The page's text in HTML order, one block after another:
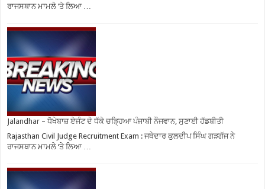
ਰਾਜਸਥਾਨ ਮਾਮਲੇ ‘ਤੇ ਲਿਆ …
Jalandhar – ਧੋਖੇਬਾਜ਼ ਏਜੰਟ ਦੇ ਧੱਕੇ ਚੜ੍ਹਿਆ ਪੰਜਾਬੀ ਨੌਜਵਾਨ, ਸੁਣਾਈ ਹੱਡਬੀਤੀ
Rajasthan Civil Judge Recruitment Exam : ਜਥੇਦਾਰ ਕੁਲਦੀਪ ਸਿੰਘ ਗੜਗੱਜ ਨੇ
ਰਾਜਸਥਾਨ ਮਾਮਲੇ ‘ਤੇ ਲਿਆ …